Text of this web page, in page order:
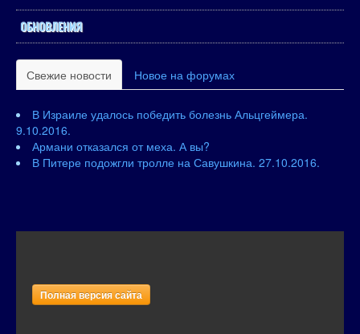
ОБНОВЛЕНИЯ
Свежие новости Новое на форумах
В Израиле удалось победить болезнь Альцгеймера.
9.10.2016.
Армани отказался от меха. А вы?
В Питере подожгли тролле на Савушкина. 27.10.2016.
Полная версия сайта